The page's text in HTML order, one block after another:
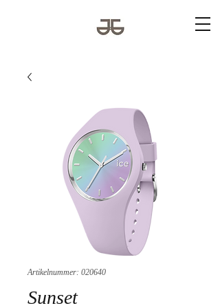
Artikelnummer: 020640
Sunset